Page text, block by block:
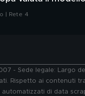
| Rete 4
- Sede legale:
Rispetto ai
di data